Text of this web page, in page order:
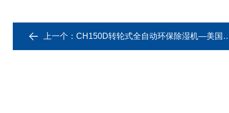
上一个： CH150D转轮式全自动环保除湿机—美国SEN